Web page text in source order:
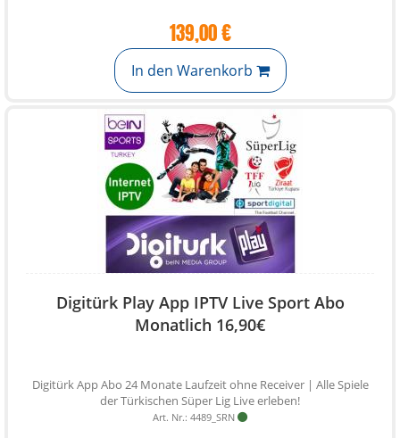
139,00 €
In den Warenkorb
Digitürk Play App IPTV Live Sport Abo
Monatlich 16,90€
Digitürk App Abo 24 Monate Laufzeit ohne Receiver | Alle Spiele
der Türkischen Süper Lig Live erleben!
Art. Nr.: 4489_SRN